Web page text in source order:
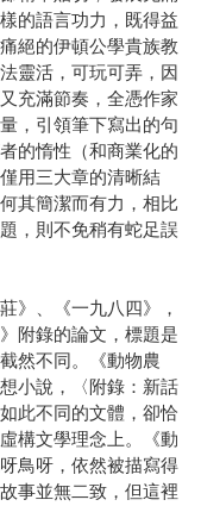
的語言功力，既得益
絕的伊頓公學貴族教
靈活，可玩可弄，因
充滿節奏，全憑作家
，引領筆下寫出的句
的惰性（和商業化的
用三大章的清晰結
其簡潔而有力，相比
，則不免稍有蛇足誤
》、《一九八四》，
附錄的論文，標題是
然不同。《動物農
小說，〈附錄：新話
此不同的文體，卻恰
構文學理念上。《動
鳥呀，依然被描寫得
事並無二致，但這裡